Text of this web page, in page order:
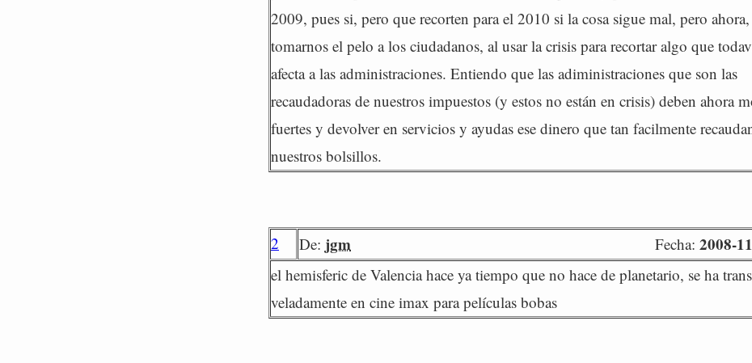
2009, pues si, pero que recorten para el 2010 si la cosa sigue mal, pero ahora,
tomarnos el pelo a los ciudadanos, al usar la crisis para recortar algo que
afecta a las administraciones. Entiendo que las adiministraciones que son las
recaudadoras de nuestros impuestos (y estos no están en crisis) deben ahora
fuertes y devolver en servicios y ayudas ese dinero que tan facilmente
nuestros bolsillos.
2 De: jgm Fecha: 2008-
el hemisferic de Valencia hace ya tiempo que no hace de planetario, se ha
veladamente en cine imax para películas bobas